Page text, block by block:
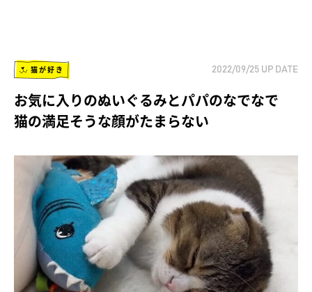
猫が好き 2022/09/25 UP DATE
お気に入りのぬいぐるみとパパのなでなで
猫の満足そうな顔がたまらない